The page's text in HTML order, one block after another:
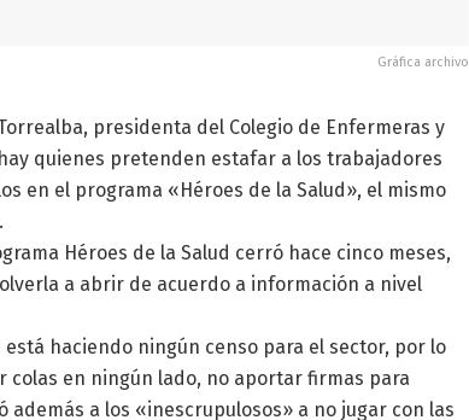
Gráfica archivo
presidenta del Colegio de Enfermeras y
quienes pretenden estafar a los trabajadores
en el programa «Héroes de la Salud», el mismo
Héroes de la Salud cerró hace cinco meses,
a abrir de acuerdo a información a nivel
haciendo ningún censo para el sector, por lo
colas en ningún lado, no aportar firmas para
a los «inescrupulosos» a no jugar con las